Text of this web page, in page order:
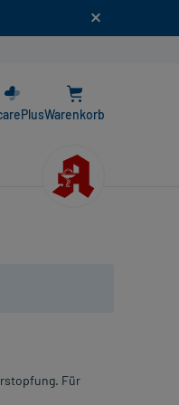
Warenkorb
Für